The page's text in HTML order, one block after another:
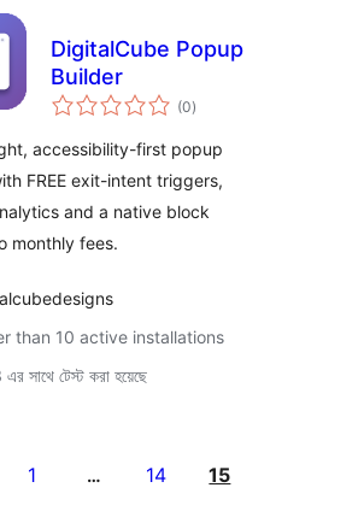
DigitalCube Popup
Builder
(0total
ratings
)
accessibility-first popup
FREE exit-intent triggers,
and a native block
monthly fees.
than 10 active installations
সাথে টেস্ট করা হয়েছে
1 … 14 15